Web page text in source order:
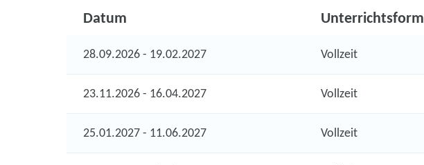
Datum Unterrichtsform
28.09.2026 - 19.02.2027 Vollzeit
23.11.2026 - 16.04.2027 Vollzeit
25.01.2027 - 11.06.2027 Vollzeit